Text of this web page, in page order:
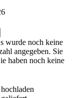
wurde noch keine
angegeben. Sie
haben noch keine